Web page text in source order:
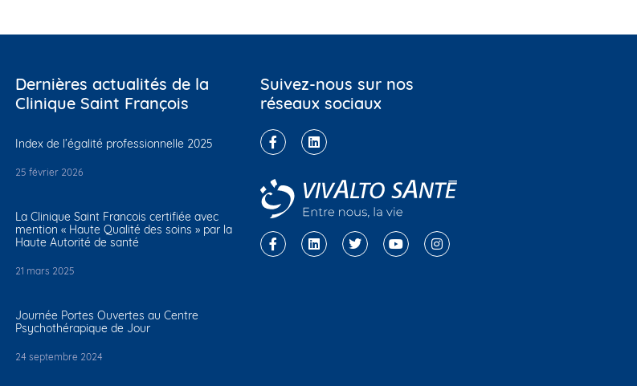
Dernières actualités de la
Clinique Saint François
Index de l’égalité professionnelle 2025
25 février 2026
La Clinique Saint Francois certifiée avec
mention « Haute Qualité des soins » par la
Haute Autorité de santé
21 mars 2025
Journée Portes Ouvertes au Centre
Psychothérapique de Jour
24 septembre 2024
Suivez-nous sur nos
réseaux sociaux